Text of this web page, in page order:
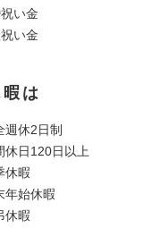
い金
い金
は
週休2日制
休日120日以上
休暇
年始休暇
休暇